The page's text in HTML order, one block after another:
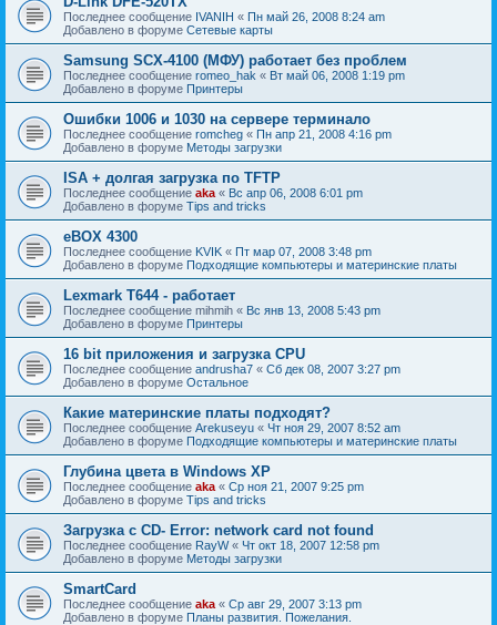
Последнее сообщение IVANIH « Пн май 26, 2008 8:24 am
Добавлено в форуме Сетевые карты
Samsung SCX-4100 (МФУ) работает без проблем
Последнее сообщение romeo_hak « Вт май 06, 2008 1:19 pm
Добавлено в форуме Принтеры
Ошибки 1006 и 1030 на сервере терминало
Последнее сообщение romcheg « Пн апр 21, 2008 4:16 pm
Добавлено в форуме Методы загрузки
ISA + долгая загрузка по TFTP
Последнее сообщение aka « Вс апр 06, 2008 6:01 pm
Добавлено в форуме Tips and tricks
eBOX 4300
Последнее сообщение KVIK « Пт мар 07, 2008 3:48 pm
Добавлено в форуме Подходящие компьютеры и материнские платы
Lexmark T644 - работает
Последнее сообщение mihmih « Вс янв 13, 2008 5:43 pm
Добавлено в форуме Принтеры
16 bit приложения и загрузка CPU
Последнее сообщение andrusha7 « Сб дек 08, 2007 3:27 pm
Добавлено в форуме Остальное
Какие материнские платы подходят?
Последнее сообщение Arekuseyu « Чт ноя 29, 2007 8:52 am
Добавлено в форуме Подходящие компьютеры и материнские платы
Глубина цвета в Windows XP
Последнее сообщение aka « Ср ноя 21, 2007 9:25 pm
Добавлено в форуме Tips and tricks
Загрузка с CD- Error: network card not found
Последнее сообщение RayW« Чт окт 18, 2007 12:58 pm
Добавлено в форуме Методы загрузки
SmartCard
Последнее сообщение aka « Ср авг 29, 2007 3:13 pm
Добавлено в форуме Планы развития. Пожелания.